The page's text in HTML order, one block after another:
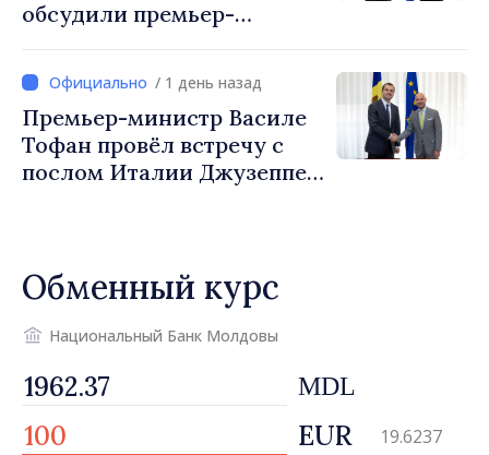
обсудили премьер-
посол Турции Уйгар
Мустафа Сертел/ 1 день назад
Премьер-министр Василе
Тофан провёл встречу с
послом Италии Джузеппе
Обменный курс
Национальный Банк Молдовы
MDL
EUR 19.6237